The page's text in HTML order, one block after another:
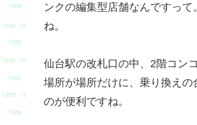
ンクの編集型店舗なんですっ
ね。
仙台駅の改札口の中、2階コン
場所が場所だけに、乗り換え
のが便利ですね。